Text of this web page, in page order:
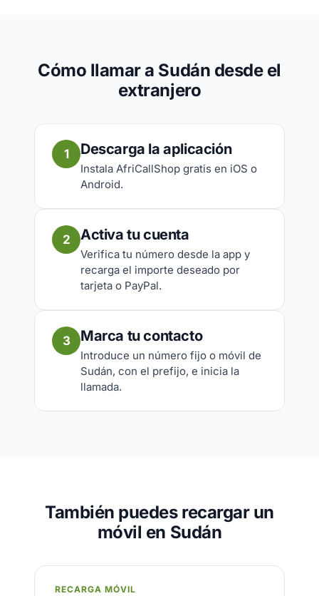
Cómo llamar a Sudán desde el
extranjero
1 Descarga la aplicación
Instala AfriCallShop gratis en iOS o
Android.
2 Activa tu cuenta
Verifica tu número desde la app y
recarga el importe deseado por
tarjeta o PayPal.
3 Marca tu contacto
Introduce un número fijo o móvil de
Sudán, con el prefijo, e inicia la
llamada.
También puedes recargar un
móvil en Sudán
RECARGA MÓVIL